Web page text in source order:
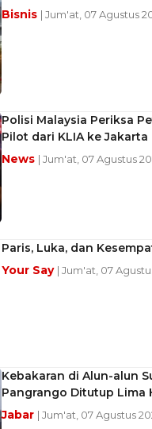
Bisnis | Jum'at, 07 Agustus
Polisi Malaysia Periksa
Pilot dari KLIA ke Jakarta
News | Jum'at, 07 Agustus
Paris, Luka, dan
Your Say | Jum'at, 07
Kebakaran di Alun-alun
Pangrango Ditutup Lima
Jabar | Jum'at, 07 Agustus